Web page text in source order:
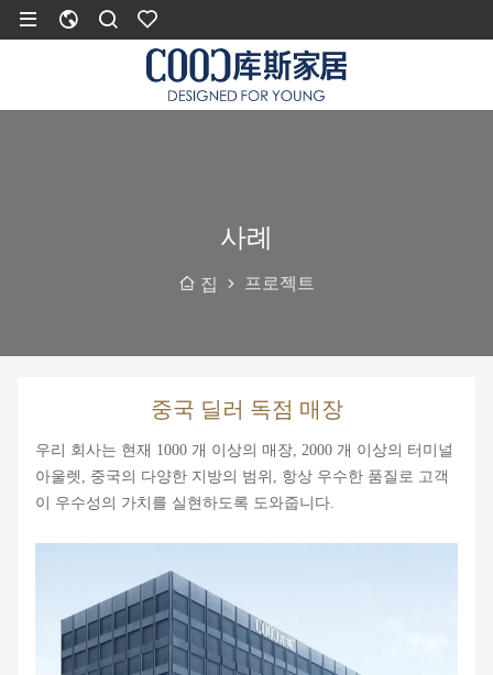
사례
집 프로젝트
중국 딜러 독점 매장
우리 회사는 현재 1000 개 이상의 매장, 2000 개 이상의 터미널
아울렛, 중국의 다양한 지방의 범위, 항상 우수한 품질로 고객
이 우수성의 가치를 실현하도록 도와줍니다.